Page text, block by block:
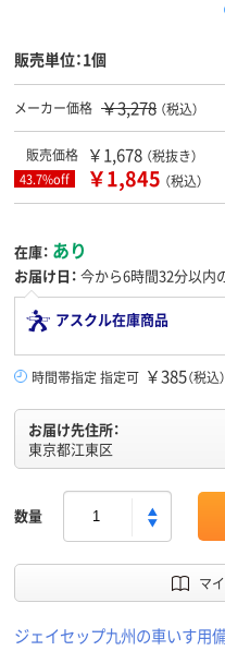
販売単位：1個
メーカー価格 ￥3,278 （税込）
販売価格 ￥1,678 （税抜き）
43.7%off ￥1,845 （税込）
在庫： あり
お届け日： 今から6時間32分以内
アスクル在庫商品
時間帯指定 指定可 ￥385（税込）
お届け先住所：
東京都江東区
数量
マ
ジェイセップ九州の車いす用